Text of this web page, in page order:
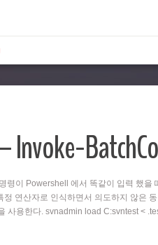
Invoke-
령이 Powershell 에서 똑같이 입력 했을
정 연산자로 인식하면서 의도하지 않은
사용한다. svnadmin load C:svntest <